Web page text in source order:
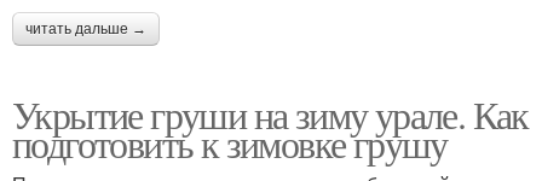
читать дальше →
Укрытие груши на зиму урале. Как
подготовить к зимовке грушу